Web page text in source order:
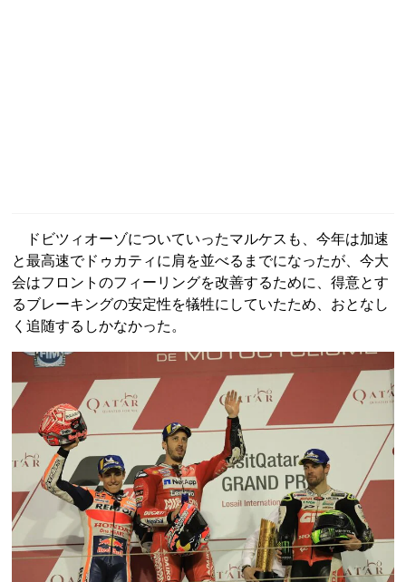
ドビツィオーゾについていったマルケスも、今年は加速
と最高速でドゥカティに肩を並べるまでになったが、今大
会はフロントのフィーリングを改善するために、得意とす
るブレーキングの安定性を犠牲にしていたため、おとなし
く追随するしかなかった。